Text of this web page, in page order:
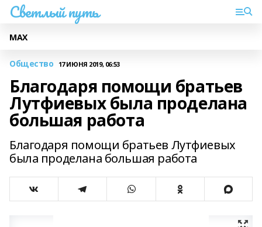
Светлый путь
МАХ
Общество 17 ИЮНЯ 2019, 06:53
Благодаря помощи братьев
Лутфиевых была проделана
большая работа
Благодаря помощи братьев Лутфиевых
была проделана большая работа